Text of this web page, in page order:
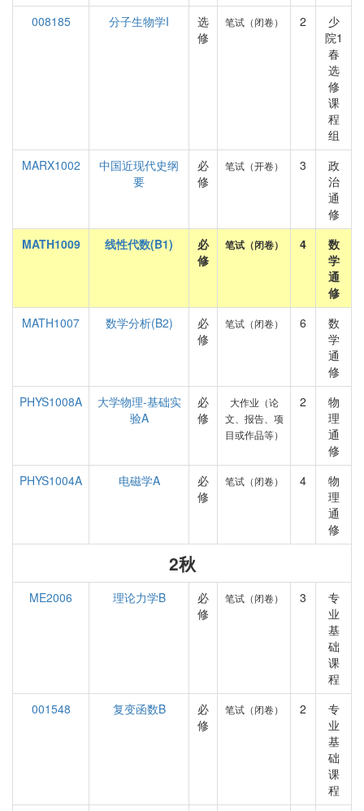
008185
分子生物学I
选
修
笔试（闭卷） 2
少
院1
春
选
修
课
程
组
MARX1002
中国近现代史纲
要
必
修
笔试（开卷） 3
政
治
通
修
MATH1009
线性代数(B1)
必
修
笔试（闭卷） 4
数
学
通
修
MATH1007
数学分析(B2)
必
修
笔试（闭卷） 6
数
学
通
修
PHYS1008A
大学物理-基础实
验A
必
修
大作业（论
文、报告、项
目或作品等）
2
物
理
通
修
PHYS1004A
电磁学A
必
修
笔试（闭卷） 4
物
理
通
修
2秋
ME2006 理论力学B
必
修
笔试（闭卷） 3
专
业
基
础
课
程
001548
复变函数B
必
修
笔试（闭卷） 2
专
业
基
础
课
程